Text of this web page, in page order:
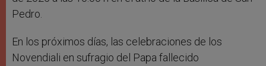
Pedro.
En los próximos días, las celebraciones de los
Novendiali en sufragio del Papa fallecido